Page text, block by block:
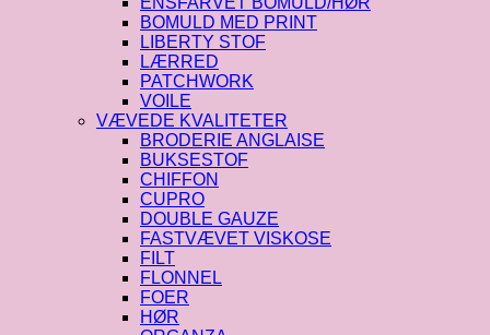
BOMULD MED PRINT
LIBERTY STOF
LÆRRED
PATCHWORK
VOILE
VÆVEDE KVALITETER
BRODERIE ANGLAISE
BUKSESTOF
CHIFFON
CUPRO
DOUBLE GAUZE
FASTVÆVET VISKOSE
FILT
FLONNEL
FOER
HØR